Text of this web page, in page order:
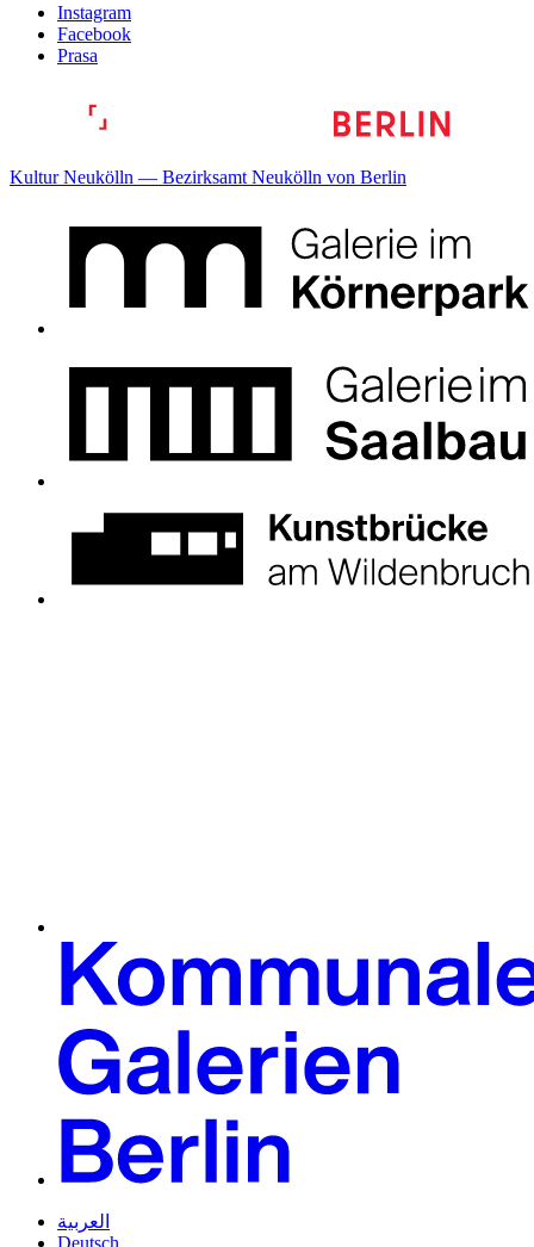
Instagram
Facebook
Prasa
Kultur Neukölln — Bezirksamt Neukölln von Berlin
العربية